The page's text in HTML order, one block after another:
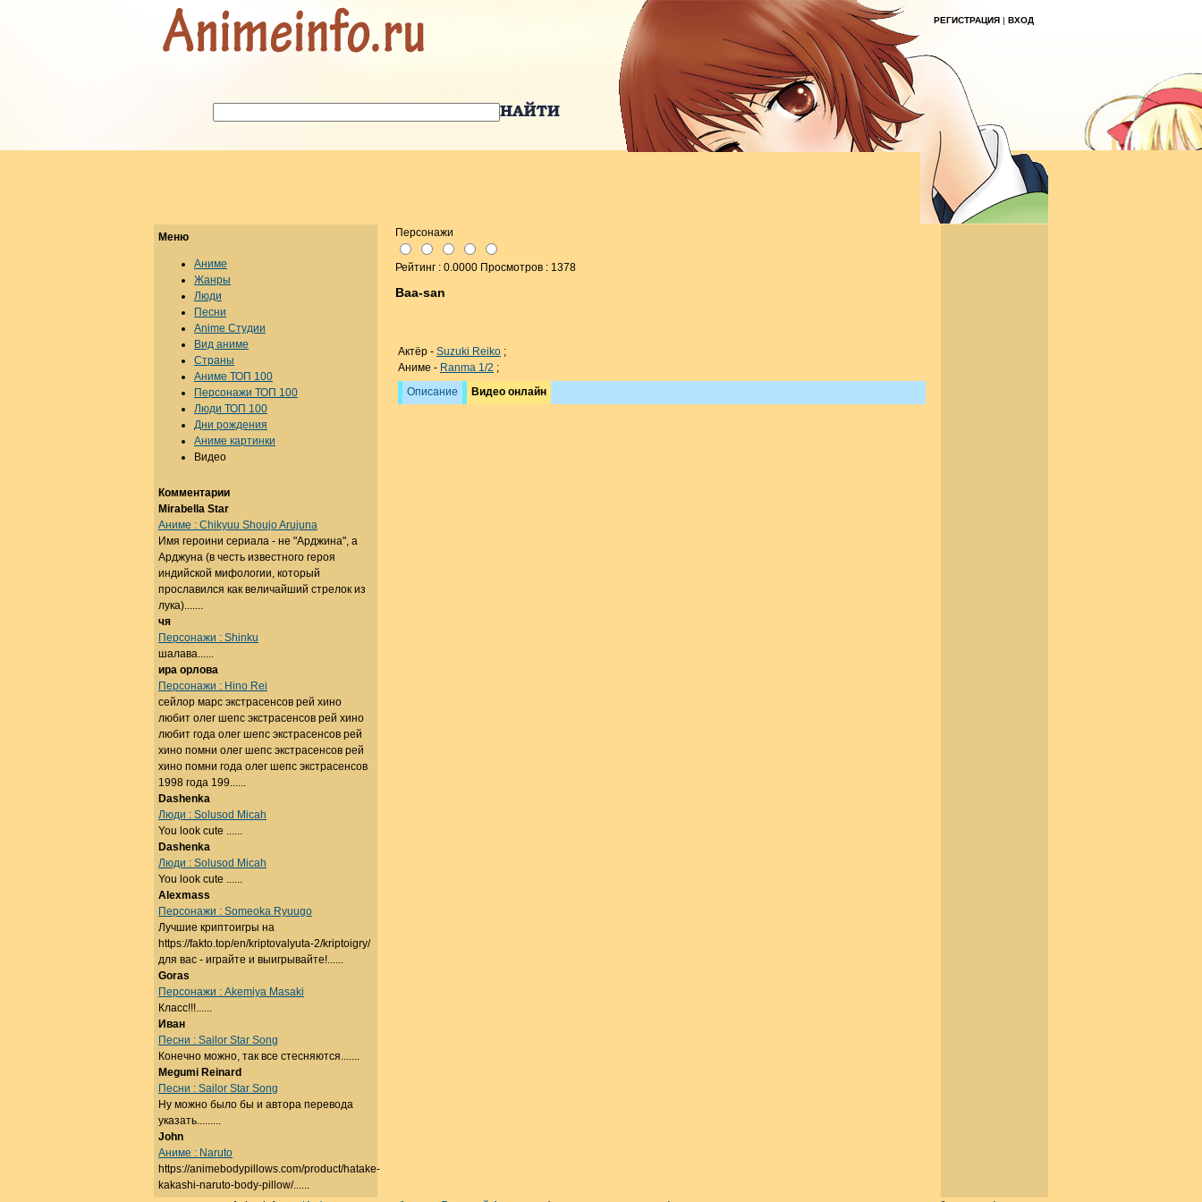
РЕГИСТРАЦИЯ | ВХОД
Персонажи
Рейтинг : 0.0000 Просмотров : 1378
Baa-san
Актёр - Suzuki Reiko ;
Аниме - Ranma 1/2 ;
Описание
Видео онлайн
Меню
Аниме
Жанры
Люди
Песни
Anime Студии
Вид аниме
Страны
Аниме ТОП 100
Персонажи ТОП 100
Люди ТОП 100
Дни рождения
Аниме картинки
Видео
Комментарии
Mirabella Star
Аниме : Chikyuu Shoujo Arujuna
Имя героини сериала - не "Арджина", а
Арджуна (в честь известного героя
индийской мифологии, который
прославился как величайший стрелок из
лука).......
чя
Персонажи : Shinku
шалава......
ира орлова
Персонажи : Hino Rei
сейлор марс экстрасенсов рей хино
любит олег шепс экстрасенсов рей хино
любит года олег шепс экстрасенсов рей
хино помни олег шепс экстрасенсов рей
хино помни года олег шепс экстрасенсов
1998 года 199......
Dashenka
Люди : Solusod Micah
You look cute ......
Dashenka
Люди : Solusod Micah
You look cute ......
Alexmass
Персонажи : Someoka Ryuugo
Лучшие криптоигры на
https://fakto.top/en/kriptovalyuta-2/kriptoigry/
для вас - играйте и выигрывайте!......
Goras
Персонажи : Akemiya Masaki
Класс!!!......
Иван
Песни : Sailor Star Song
Конечно можно, так все стесняются.......
Megumi Reinard
Песни : Sailor Star Song
Ну можно было бы и автора перевода
указать.........
John
Аниме : Naruto
https://animebodypillows.com/product/hatake-
kakashi-naruto-body-pillow/......